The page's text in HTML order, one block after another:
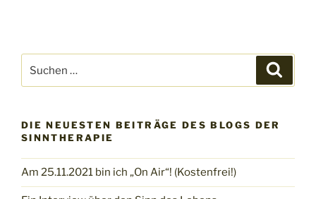
nach:
DIE NEUESTEN BEITRÄGE DES BLOGS DER
SINNTHERAPIE
Am 25.11.2021 bin ich „On Air“! (Kostenfrei!)